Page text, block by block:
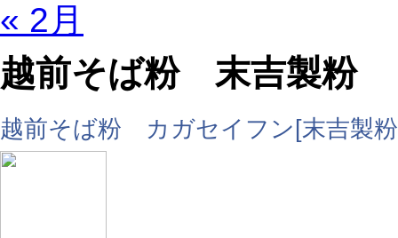
« 2月
越前そば粉 末吉製粉
越前そば粉 カガセイフン[末吉製